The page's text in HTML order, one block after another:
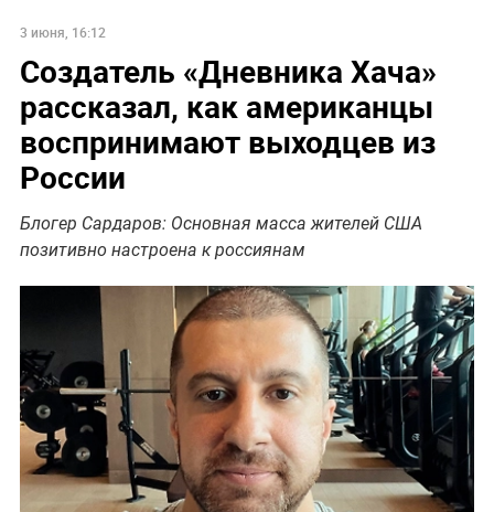
3 июня, 16:12
Создатель «Дневника Хача»
рассказал, как американцы
воспринимают выходцев из
России
Блогер Сардаров: Основная масса жителей США
позитивно настроена к россиянам